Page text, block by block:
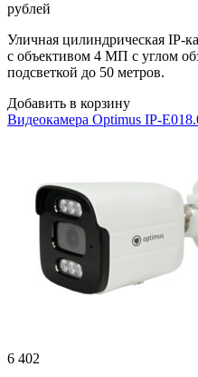
рублей
Уличная цилиндрическая IP-
с объективом 4 МП с углом
подсветкой до 50 метров.
Добавить в корзину
Видеокамера Optimus IP-
6 402